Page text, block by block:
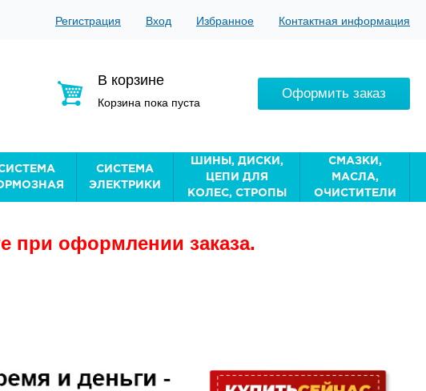
Регистрация Вход Избранное Контактная информация
В корзине
Корзина пока пуста
Оформить заказ
СИСТЕМА
ЭЛЕКТРИКИ
ШИНЫ, ДИСКИ,
ЦЕПИ ДЛЯ
КОЛЕС, СТРОПЫ
СМАЗКИ,
МАСЛА,
ОЧИСТИТЕЛИ
при оформлении заказа.